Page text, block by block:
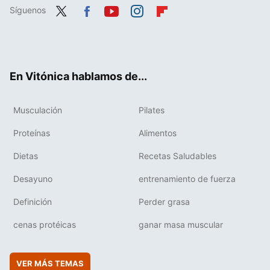
Síguenos
En Vitónica hablamos de...
Musculación Pilates
Proteínas Alimentos
Dietas Recetas Saludables
Desayuno entrenamiento de fuerza
Definición Perder grasa
cenas protéicas ganar masa muscular
VER MÁS TEMAS